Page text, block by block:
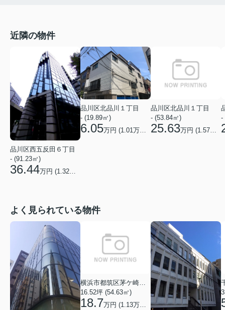
近隣の物件
品川区西五反田６丁目
- (91.23㎡)
36.44万円 (1.32
品川区北品川１丁目
- (19.89㎡)
6.05万円 (1.01万円/坪)
品川区北品川１丁目
- (53.84㎡)
25.63万円 (1.57万円
-
よく見られている物件
16.52坪 (54.63㎡)
18.7万円 (1.13万円/坪)